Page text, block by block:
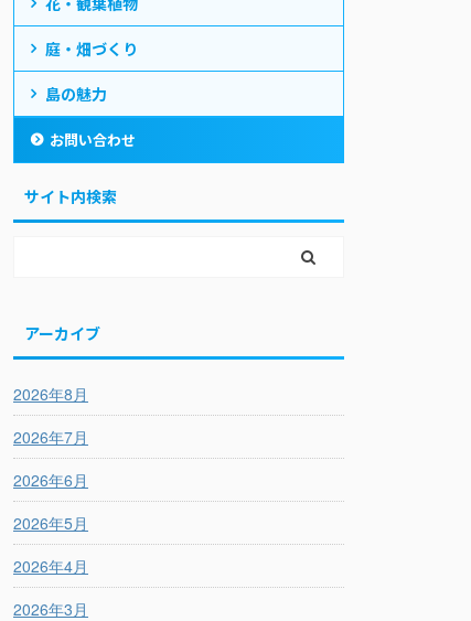
庭・畑づくり
島の魅力
お問い合わせ
サイト内検索
アーカイブ
2026年8月
2026年7月
2026年6月
2026年5月
2026年4月
2026年3月